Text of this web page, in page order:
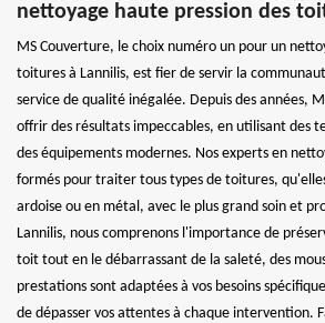
nettoyage haute pression des
MS Couverture, le choix numéro un pour un
toitures à Lannilis, est fier de servir la
service de qualité inégalée. Depuis des années,
offrir des résultats impeccables, en utilisant des
des équipements modernes. Nos experts en
formés pour traiter tous types de toitures,
ardoise ou en métal, avec le plus grand soin et
Lannilis, nous comprenons l'importance de
toit tout en le débarrassant de la saleté, des
prestations sont adaptées à vos besoins
de dépasser vos attentes à chaque intervention.